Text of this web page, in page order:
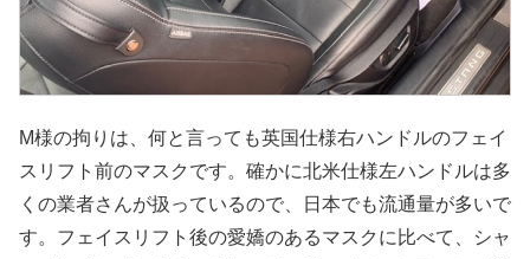
M様の拘りは、何と言っても英国仕様右ハンドルのフェイ
スリフト前のマスクです。確かに北米仕様左ハンドルは多
くの業者さんが扱っているので、日本でも流通量が多いで
す。フェイスリフト後の愛嬌のあるマスクに比べて、シャ